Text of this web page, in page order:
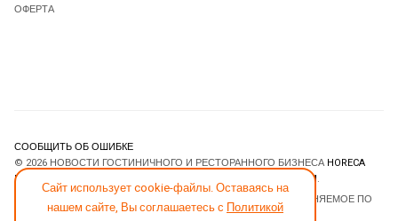
Сайт использует cookie-файлы. Оставаясь на
нашем сайте, Вы соглашаетесь с Политикой
ОФЕРТА
СООБЩИТЬ ОБ ОШИБКЕ
© 2026 НОВОСТИ ГОСТИНИЧНОГО И РЕСТОРАННОГО БИЗНЕСА HORECA
ESTATE
JOOMLART.COM.
- ПРОГРАММНОЕ ОБЕСПЕЧЕНИЕ, РАСПРОСТРАНЯЕМОЕ ПО
ЛИЦЕНЗИИGNU GENERAL PUBLIC LICENSE